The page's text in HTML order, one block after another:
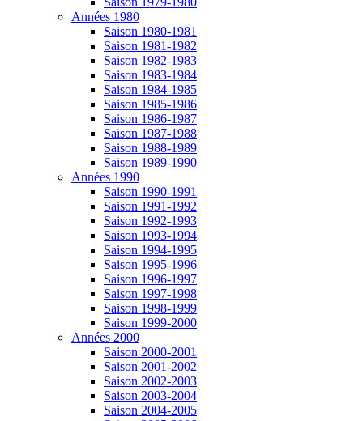
Années 1980
Saison 1980-1981
Saison 1981-1982
Saison 1982-1983
Saison 1983-1984
Saison 1984-1985
Saison 1985-1986
Saison 1986-1987
Saison 1987-1988
Saison 1988-1989
Saison 1989-1990
Années 1990
Saison 1990-1991
Saison 1991-1992
Saison 1992-1993
Saison 1993-1994
Saison 1994-1995
Saison 1995-1996
Saison 1996-1997
Saison 1997-1998
Saison 1998-1999
Saison 1999-2000
Années 2000
Saison 2000-2001
Saison 2001-2002
Saison 2002-2003
Saison 2003-2004
Saison 2004-2005